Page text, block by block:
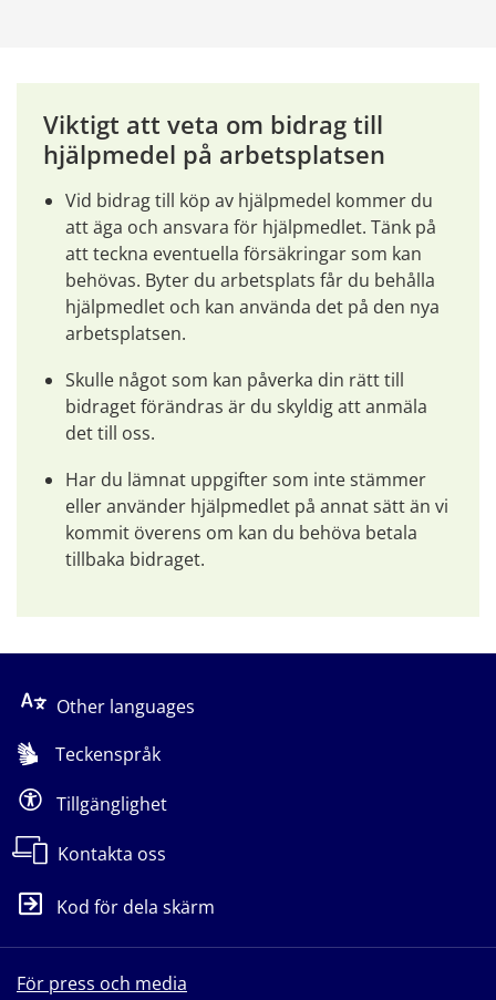
Viktigt att veta om bidrag till
hjälpmedel på arbetsplatsen
Vid bidrag till köp av hjälpmedel kommer du
att äga och ansvara för hjälpmedlet. Tänk på
att teckna eventuella försäkringar som kan
behövas. Byter du arbetsplats får du behålla
hjälpmedlet och kan använda det på den nya
arbetsplatsen.
Skulle något som kan påverka din rätt till
bidraget förändras är du skyldig att anmäla
det till oss.
Har du lämnat uppgifter som inte stämmer
eller använder hjälpmedlet på annat sätt än vi
kommit överens om kan du behöva betala
tillbaka bidraget.
Other languages
Teckenspråk
Tillgänglighet
Kontakta oss
Kod för dela skärm
För press och media